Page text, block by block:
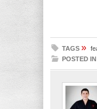
TAGS »
POSTED IN